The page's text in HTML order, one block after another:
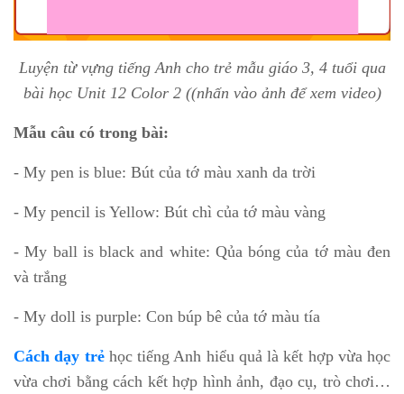
Luyện từ vựng tiếng Anh cho trẻ mẫu giáo 3, 4 tuổi qua
bài học Unit 12 Color 2 ((nhấn vào ảnh để xem video)
Mẫu câu có trong bài:
- My pen is blue: Bút của tớ màu xanh da trời
- My pencil is Yellow: Bút chì của tớ màu vàng
- My ball is black and white: Qủa bóng của tớ màu đen
và trắng
- My doll is purple: Con búp bê của tớ màu tía
Cách dạy trẻhọc tiếng Anh hiểu quả là kết hợp vừa học
vừa chơi bằng cách kết hợp hình ảnh, đạo cụ, trò chơi…